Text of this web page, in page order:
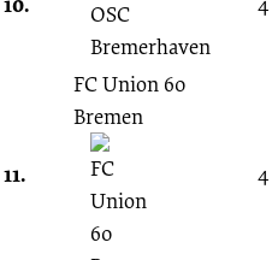
11.
FC Union 60
Bremen
4